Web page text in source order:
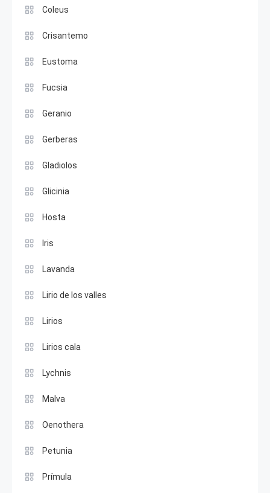
Coleus
Crisantemo
Eustoma
Fucsia
Geranio
Gerberas
Gladiolos
Glicinia
Hosta
Iris
Lavanda
Lirio de los valles
Lirios
Lirios cala
Lychnis
Malva
Oenothera
Petunia
Prímula